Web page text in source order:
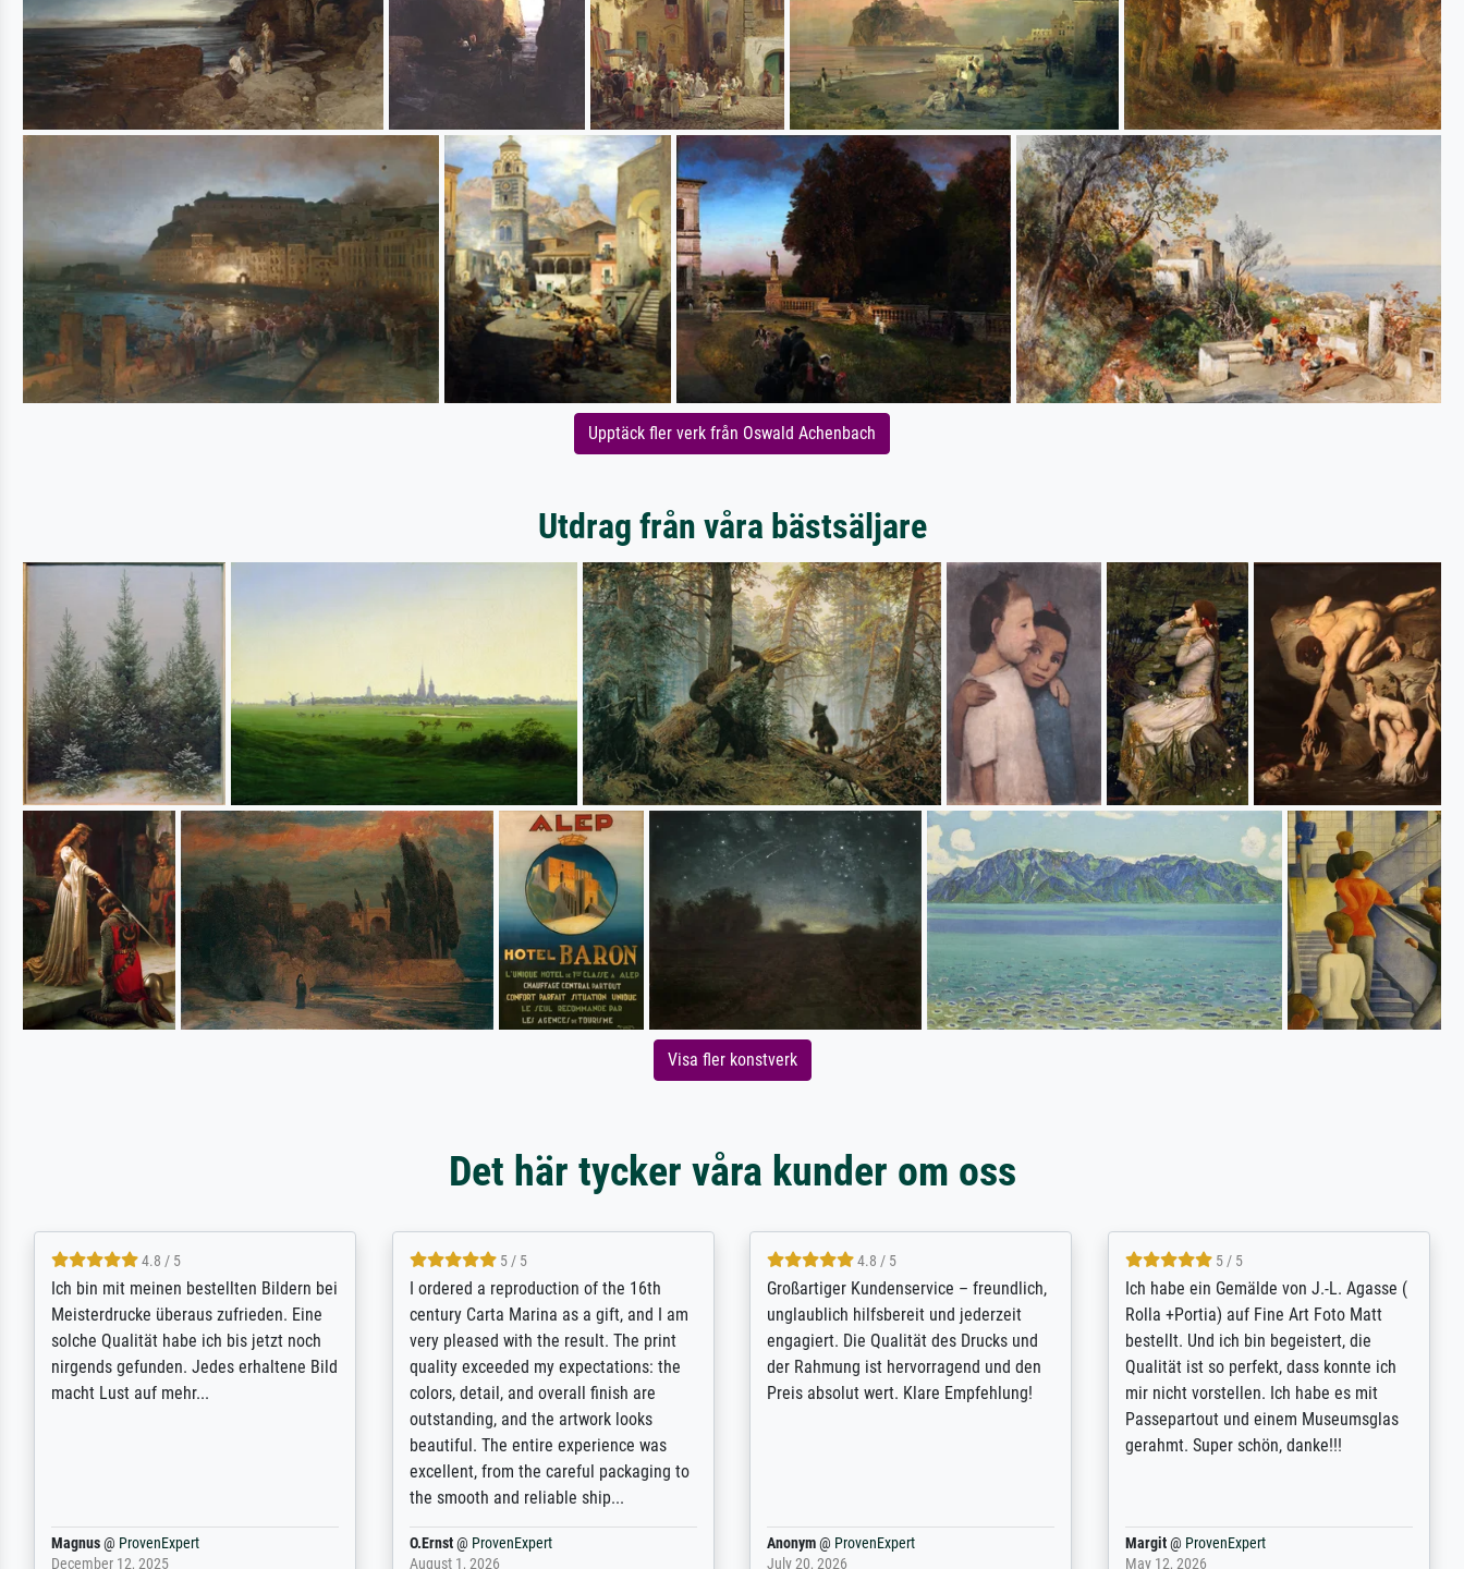
Upptäck fler verk från Oswald Achenbach
Utdrag från våra bästsäljare
Visa fler konstverk
Det här tycker våra kunder om oss
5 / 5
Rundum positive Erfahrung. Die
Ausführung des Auftrags hat eine Weile
gedauert, die angekündigte Lieferzeit
wurde aber letztlich sogar etwas
unterschritten. Die Qualität des Papiers
Dr.@ProvenExpert
February 3, 2026
5 / 5
The team at Meisterdrucke strives to
meet its clients demands, and provides
expert advice on how to obtain the best
results for the prints requested by the
client. The company has a vast
repertoire of prints to choose from, and
will provide excellent service also with
regards to prints which are not in that
repertoire. Highly recommended!
Anonym@ProvenExpert
April 22, 2026
5 / 5
Outstanding quality and customer
support. - the quality of the printing is
excellent and difficult to distinguish
from the real thing; it will be my go-to
for high-quality art prints from now on -
Anonym@ ProvenExpert
January 12, 2026
4.8 / 5
Qualité absolument irréprochable.
Extraordinaire diversité des thèmes
abordés et personnalisation des
demandes (recadrage, réajustement des
couleurs). Relation clientèle parfaite.
Transport, réception sans aucun
problème. Merci à toute l'équipe ! Hervé
Anonym@ProvenExpert
March 31, 2025